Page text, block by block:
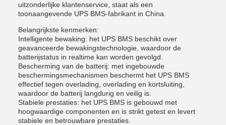
uitzonderlijke klantenservice, staat als een
toonaangevende UPS BMS-fabrikant in China.
Belangrijkste kenmerken:
Intelligente bewaking: het UPS BMS beschikt over
geavanceerde bewakingstechnologie, waardoor de
batterijstatus in realtime kan worden gevolgd.
Bescherming van de batterij: met ingebouwde
beschermingsmechanismen beschermt het UPS BMS
effectief tegen overlading, overlading en kortsluiting,
waardoor de batterij langdurig en veilig is.
Stabiele prestaties: het UPS BMS is gebouwd met
hoogwaardige componenten en is strikt getest en levert
stabiele en betrouwbare prestaties.